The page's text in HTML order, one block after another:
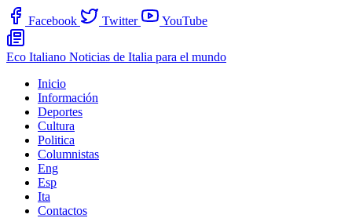
Facebook Twitter YouTube
Eco Italiano Noticias de Italia para el mundo
Inicio
Información
Deportes
Cultura
Politica
Columnistas
Eng
Esp
Ita
Contactos